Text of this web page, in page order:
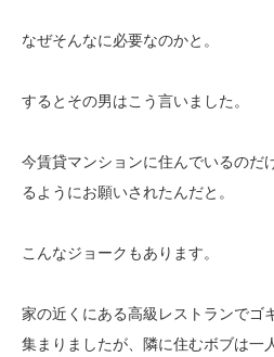
なぜそんなに必要なのかと。
するとその男はこう言いました。
今賃貸マンションに住んでいるのだ
るようにお願いされたんだと。
こんなジョークもあります。
家の近くにある高級レストランでゴ
集まりましたが、隣に住むボブは一